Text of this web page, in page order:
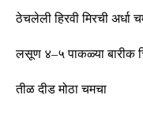
ठेचलेली हिरवी मिरची अर्धा
लसूण ४–५ पाकळ्या बारीक
तीळ दीड मोठा चमचा